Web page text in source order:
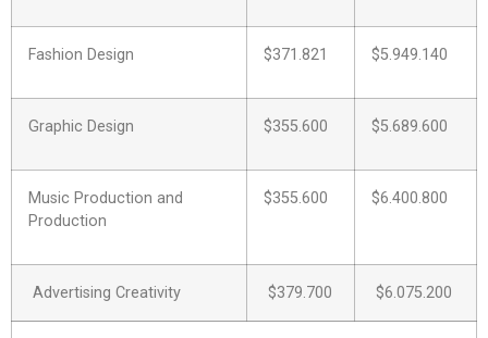
Fashion Design $371.821 $5.949.140
Graphic Design $355.600 $5.689.600
Music Production and
Production
$355.600 $6.400.800
Advertising Creativity $379.700 $6.075.200